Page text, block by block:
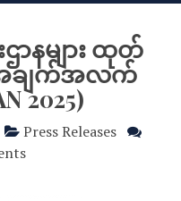
ဌာနများ ထုတ်
ချက်အလက်
2025)
Press Releases